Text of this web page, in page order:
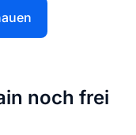
noch frei